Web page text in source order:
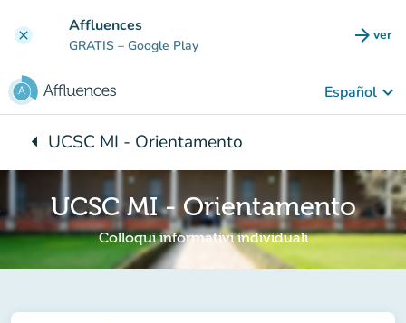
clear Affluences
GRATIS – Google Play arrow_forward ver
Español keyboard_arrow_down
arrow_leftVuelta:
UCSC MI - Orientamento
UCSC MI - Orientamento
Colloqui informativi individuali